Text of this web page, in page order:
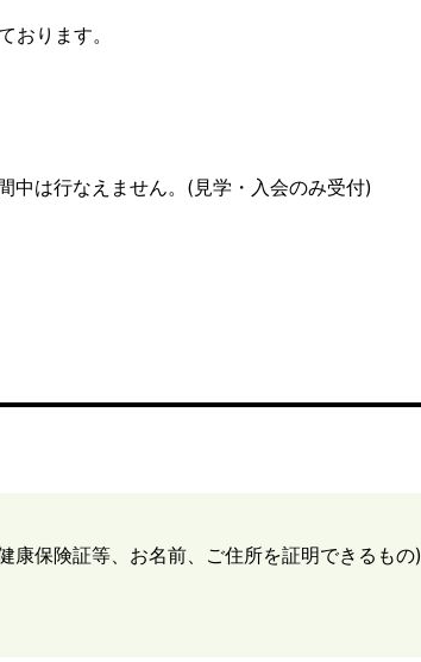
おります。
中は行なえません。(見学・入会のみ受付)
康保険証等、お名前、ご住所を証明できるもの)